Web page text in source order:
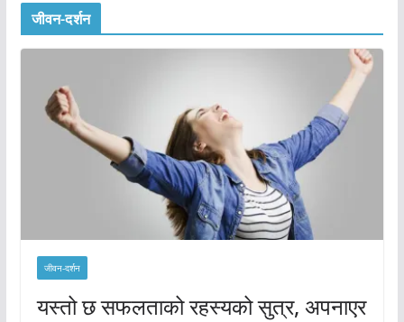
जीवन-दर्शन
जीवन-दर्शन
यस्तो छ सफलताको रहस्यको सुत्र, अपनाएर